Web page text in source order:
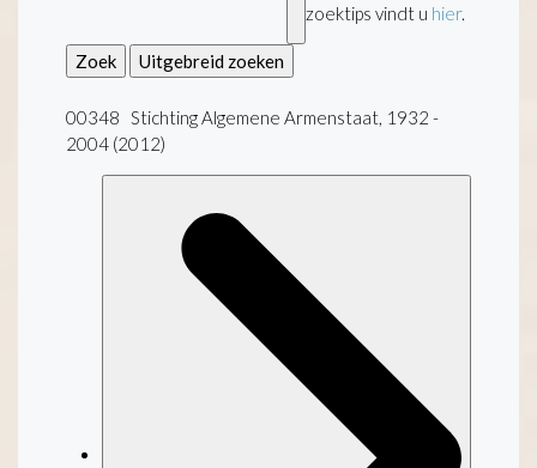
zoektips vindt u hier.
Zoek Uitgebreid zoeken
00348 Stichting Algemene Armenstaat, 1932 -
2004 (2012)